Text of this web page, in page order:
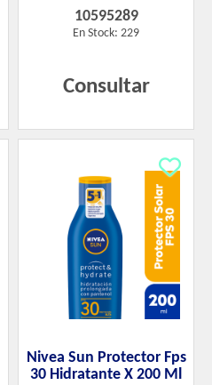
10595289
En Stock: 229
Consultar
Nivea Sun Protector Fps
30 Hidratante X 200 Ml